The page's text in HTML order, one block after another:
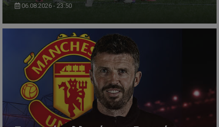
06.08.2026 - 23:50